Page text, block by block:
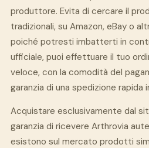
produttore. Evita di cercare il
tradizionali, su Amazon, eBay o
poiché potresti imbatterti in
ufficiale, puoi effettuare il tuo
veloce, con la comodità del
garanzia di una spedizione rapida
Acquistare esclusivamente dal
garanzia di ricevere Arthrovia
esistono sul mercato prodotti